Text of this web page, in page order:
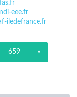
eee.fr
iledefrance.fr
659 »